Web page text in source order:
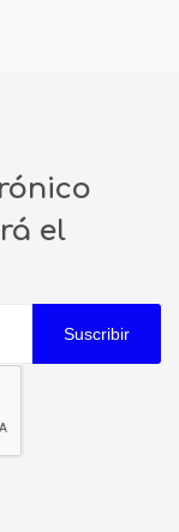
el
Suscribir